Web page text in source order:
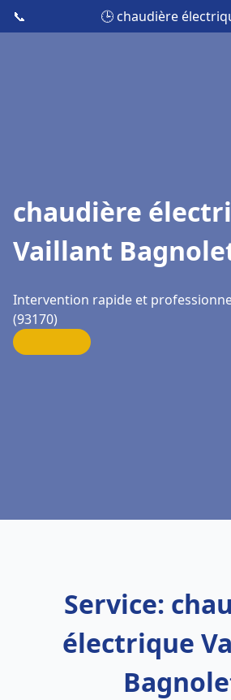
📞 🕒 chaudière
chaudière
Vaillant
Intervention rapide et
(93170)
Service:
électrique